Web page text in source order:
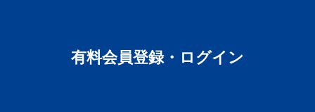
有料会員登録・ログイン